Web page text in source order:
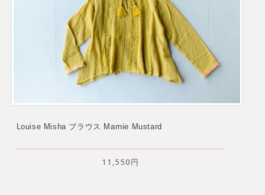
Louise Misha ブラウス Marnie Mustard
11,550円